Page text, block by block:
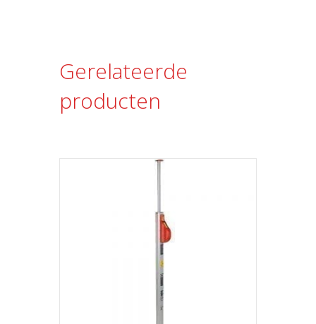
Gerelateerde
producten